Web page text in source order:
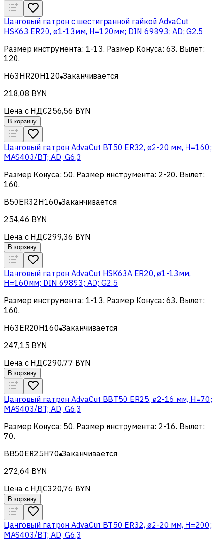
Цанговый патрон c шестигранной гайкой AdvaCut
HSK63 ER20, ø1-13мм, H=120мм; DIN 69893; AD; G2.5
Размер инструмента: 1-13. Размер Конуса: 63. Вылет:
120.
H63HR20H120 Заканчивается
218,08 BYN
Цена с НДС256,56 BYN
В корзину
Цанговый патрон AdvaCut BT50 ER32, ø2-20 мм, H=160;
MAS403/BT; AD; G6,3
Размер Конуса: 50. Размер инструмента: 2-20. Вылет:
160.
B50ER32H160 Заканчивается
254,46 BYN
Цена с НДС299,36 BYN
В корзину
Цанговый патрон AdvaCut HSK63A ER20, ø1-13мм,
H=160мм; DIN 69893; AD; G2.5
Размер инструмента: 1-13. Размер Конуса: 63. Вылет:
160.
H63ER20H160 Заканчивается
247,15 BYN
Цена с НДС290,77 BYN
В корзину
Цанговый патрон AdvaCut BBT50 ER25, ø2-16 мм, H=70;
MAS403/BT; AD; G6,3
Размер Конуса: 50. Размер инструмента: 2-16. Вылет:
70.
BB50ER25H70 Заканчивается
272,64 BYN
Цена с НДС320,76 BYN
В корзину
Цанговый патрон AdvaCut BT50 ER32, ø2-20 мм, H=200;
MAS403/BT; AD; G6,3